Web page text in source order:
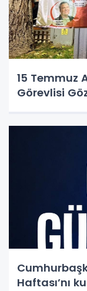
15 Temmuz
Görevlisi
Haftası’nı